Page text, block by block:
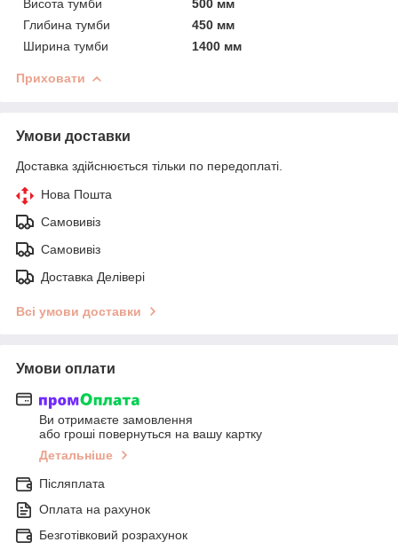
Висота тумби
500 мм
Глибина тумби
450 мм
Ширина тумби
1400 мм
Приховати
Умови доставки
Доставка здійснюється тільки по передоплаті.
Нова Пошта
Самовивіз
Самовивіз
Доставка Делівері
Всі умови доставки
Умови оплати
Ви отримаєте замовлення
або гроші повернуться на вашу картку
Детальніше
Післяплата
Оплата на рахунок
Безготівковий розрахунок